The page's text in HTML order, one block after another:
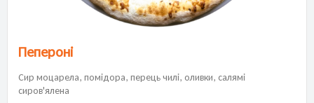
Пепероні
Сир моцарела, помідора, перець чилі, оливки, салямі
сиров'ялена